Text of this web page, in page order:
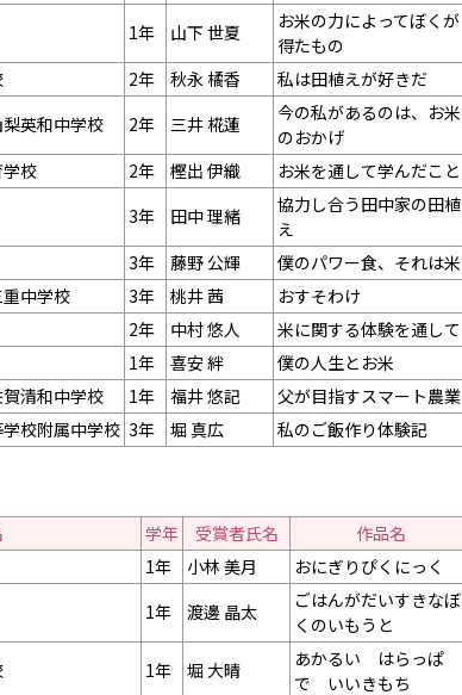
1年 山下 世夏
お米の力によってぼくが
得たもの
2年 秋永 橘香
私は田植えが好きだ
英和中学校 2年 三井 椛蓮
今の私があるのは、お米
のおかげ
校 2年 樫出 伊織
お米を通して学んだこと
3年 田中 理緒
協力し合う田中家の田植
え
3年 藤野 公輝
僕のパワー食、それは米
中学校 3年 桃井 茜
おすそわけ
2年 中村 悠人
米に関する体験を通して
1年 喜安 絆
僕の人生とお米
清和中学校 1年 福井 悠記
父が目指すスマート農業
校附属中学校 3年 堀 真広 私のご飯作り体験記
学年 受賞者氏名
作品名
1年 小林 美月
おにぎりぴくにっく
1年 渡邊 晶太
ごはんがだいすきなぼ
くのいもうと
1年 堀 大晴
あかるい はらっぱ
で いいきもち